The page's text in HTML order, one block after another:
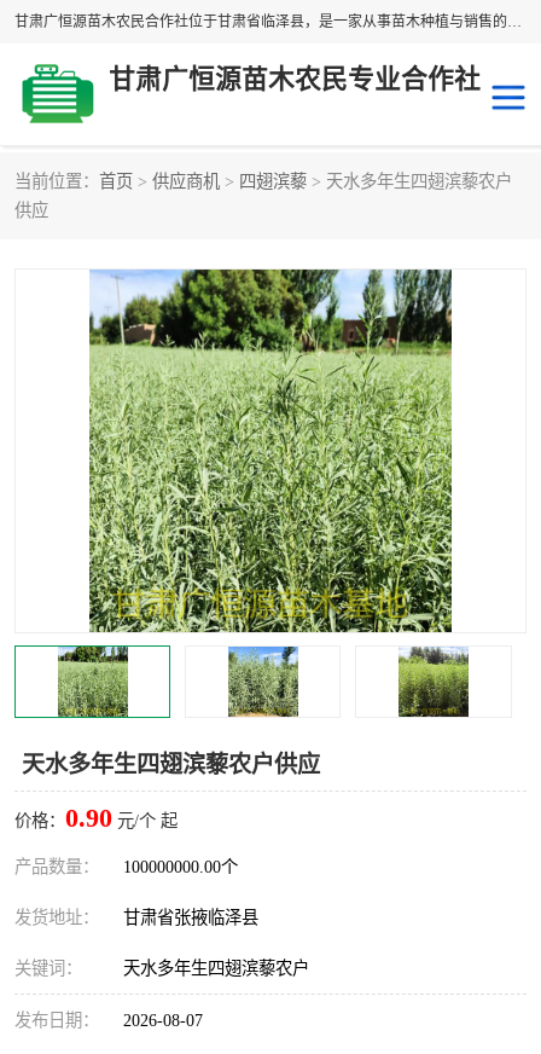
甘肃广恒源苗木农民合作社位于甘肃省临泽县，是一家从事苗木种植与销售的农民合作组织，合作社拥有苗木基地1500多亩，种植苗木品种40多个，年产各类苗木2000多万株。主营：白刺苗、红柳苗、梭梭苗等，我们以“种植一流的苗子，诚信经营”的经营理念，竭诚为每一位客户做优质的服务，欢迎来电咨询！
甘肃广恒源苗木农民专业合作社
当前位置： 首页 > 供应商机 > 四翅滨藜 > 天水多年生四翅滨藜农户
供应
天水多年生四翅滨藜农户供应
价格： 0.90 元/个 起
产品数量： 100000000.00个
发货地址： 甘肃省张掖临泽县
关键词： 天水多年生四翅滨藜农户
发布日期： 2026-08-07
新疆杨
圆冠榆 柠条
白刺苗
沙枣树 红柳苗
沙棘苗 柽柳苗
砂生槐 四翅滨藜